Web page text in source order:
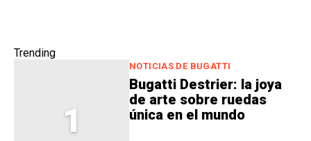
Trending
1
NOTICIAS DE BUGATTI
Bugatti Destrier: la joya
de arte sobre ruedas
única en el mundo